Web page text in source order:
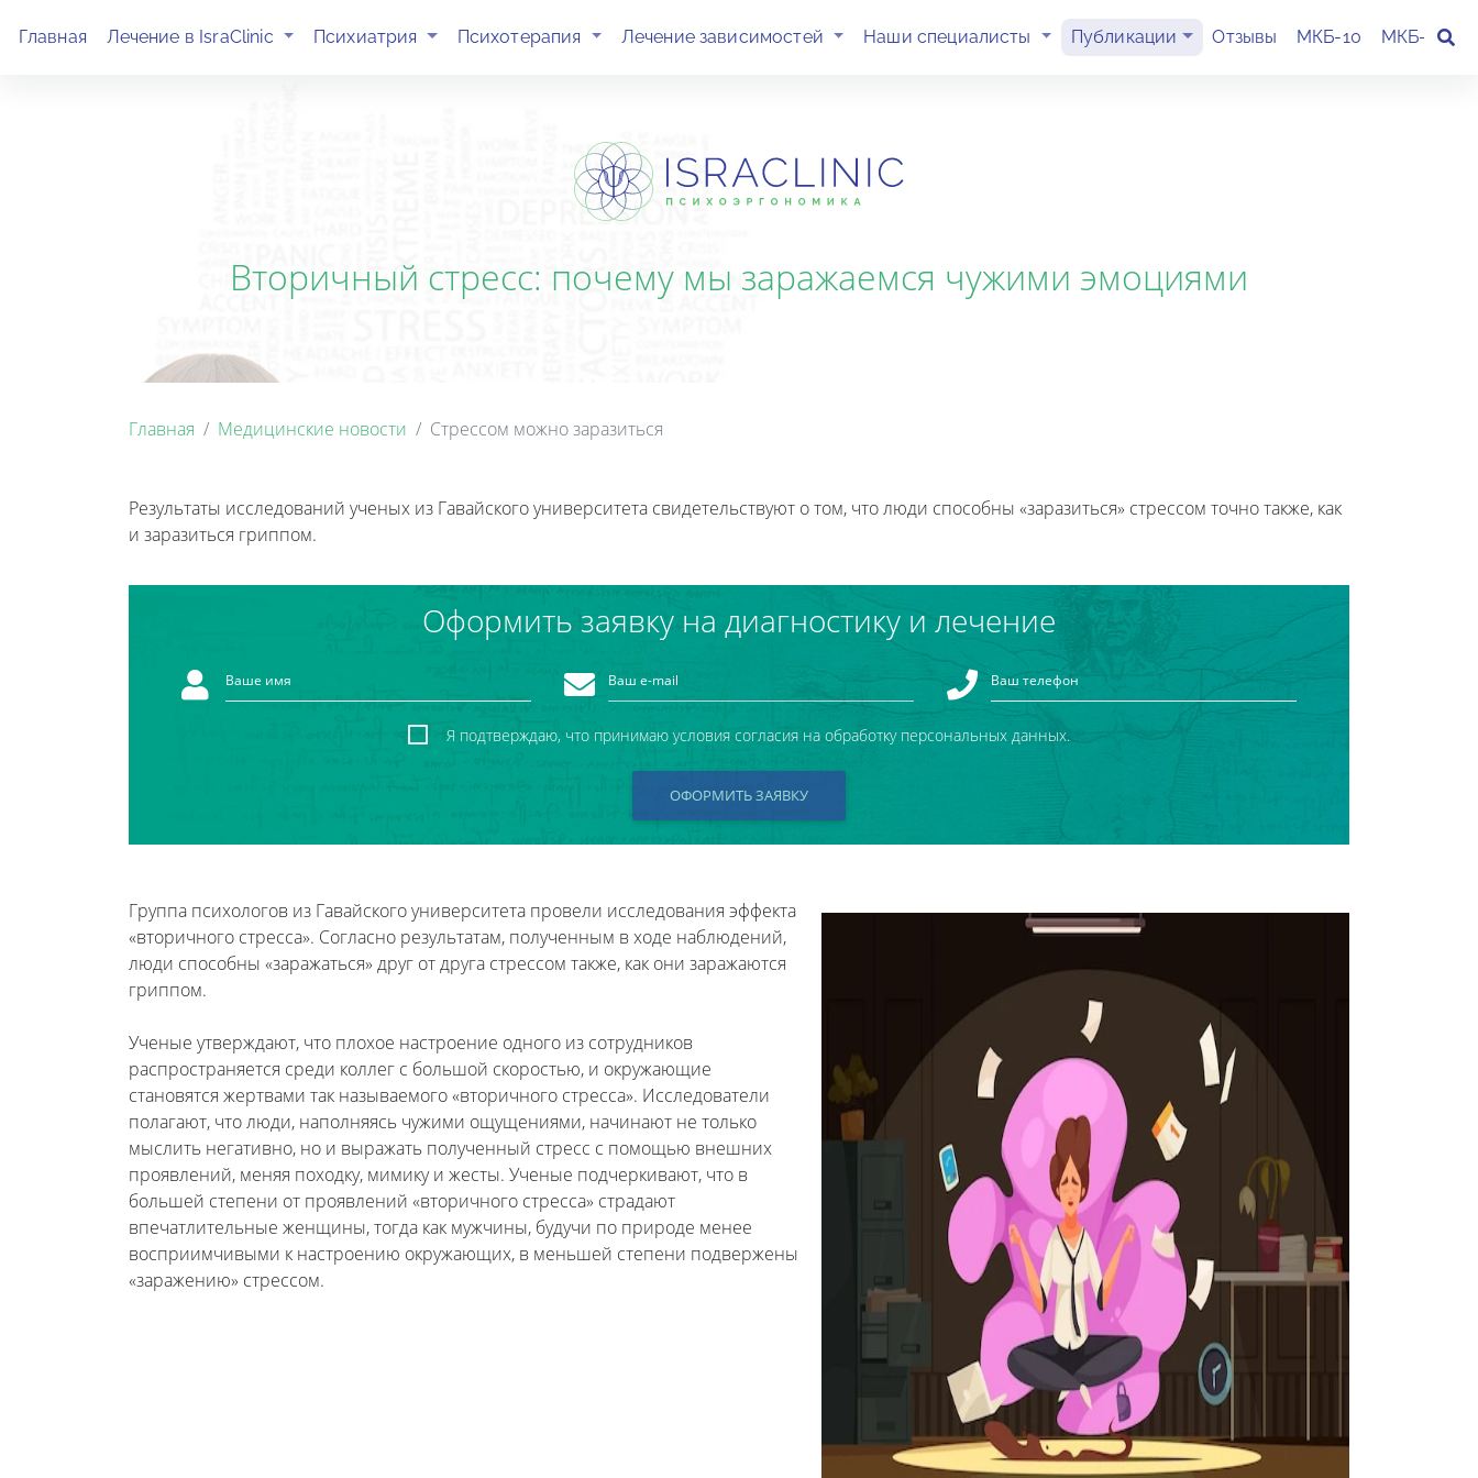
Главная Лечение в IsraClinic (current)Психиатрия (current)Психотерапия (current)Лечение зависимостей (current)Наши специалисты (current)Публикации Отзывы МКБ-10 МКБ-11
Вторичный стресс: почему мы заражаемся чужими эмоциями
Главная Медицинские новости Стрессом можно заразиться
Результаты исследований ученых из Гавайского университета свидетельствуют о том, что люди способны «заразиться» стрессом точно также, как
и заразиться гриппом.
Оформить заявку на диагностику и лечение
Я подтверждаю, что принимаю условия согласия на обработку персональных данных.
ОФОРМИТЬ ЗАЯВКУ
Группа психологов из Гавайского университета провели исследования эффекта
«вторичного стресса». Согласно результатам, полученным в ходе наблюдений,
люди способны «заражаться» друг от друга стрессом также, как они заражаются
гриппом.
Ученые утверждают, что плохое настроение одного из сотрудников
распространяется среди коллег с большой скоростью, и окружающие
становятся жертвами так называемого «вторичного стресса». Исследователи
полагают, что люди, наполняясь чужими ощущениями, начинают не только
мыслить негативно, но и выражать полученный стресс с помощью внешних
проявлений, меняя походку, мимику и жесты. Ученые подчеркивают, что в
большей степени от проявлений «вторичного стресса» страдают
впечатлительные женщины, тогда как мужчины, будучи по природе менее
восприимчивыми к настроению окружающих, в меньшей степени подвержены
«заражению» стрессом.